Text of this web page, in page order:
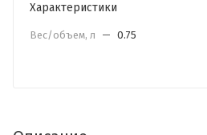
Характеристики
Вес/объем, л — 0.75